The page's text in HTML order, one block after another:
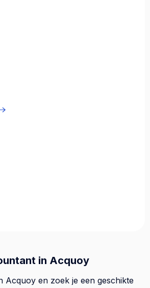
in Acquoy
Acquoy en zoek je een geschikte